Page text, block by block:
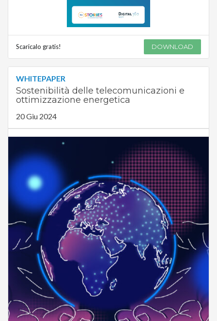
Scaricalo gratis! DOWNLOAD
WHITEPAPER
Sostenibilità delle telecomunicazioni e
ottimizzazione energetica
20 Giu 2024